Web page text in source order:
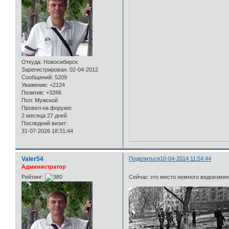
Откуда: Новосибирск
Зарегистрирован: 02-04-2012
Сообщений: 5209
Уважение: +2124
Позитив: +3266
Пол: Мужской
Провел на форуме:
2 месяца 27 дней
Последний визит:
31-07-2026 18:31:44
Поделиться10-04-2014 11:54:44
Valer54
Администратор
Рейтинг:
Сейчас это место немного